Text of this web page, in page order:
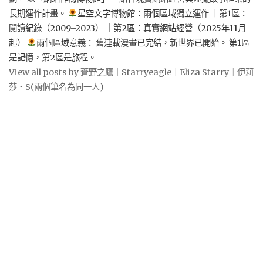
長期運作計畫。
星空文字博物館：兩個區域獨立運作 ｜第1區：
閱讀紀錄（2009–2023） ｜第2區：真實網站經營（2025年11月
起）
兩個區域意義： 舊連載漫畫已完結，新世界已開始。 第1區
是記憶，第2區是旅程。
View all posts by 蒼野之鷹｜Starryeagle｜Eliza Starry｜伊莉
莎・S(兩個筆名為同一人)